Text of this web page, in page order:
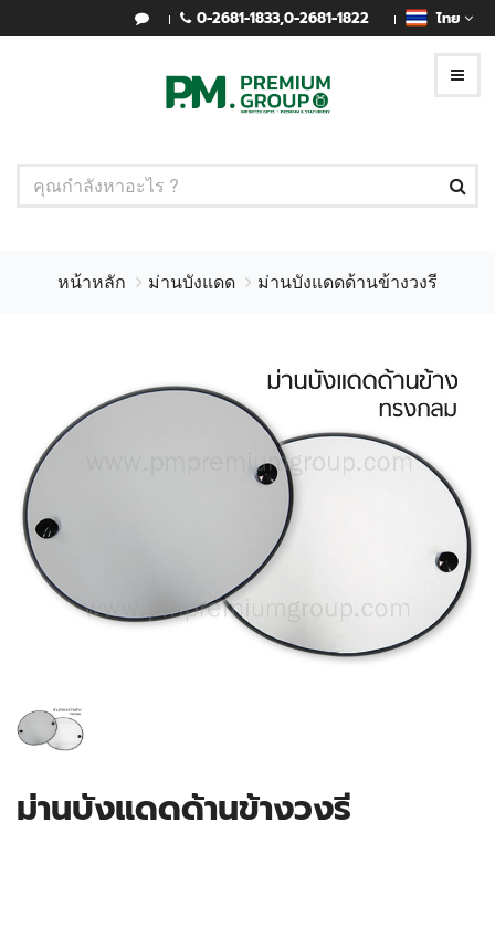
0-2681-1833,0-2681-1822 ไทย
หน้าหลัก ม่านบังแดด ม่านบังแดดด้านข้างวงรี
ม่านบังแดดด้านข้างวงรี